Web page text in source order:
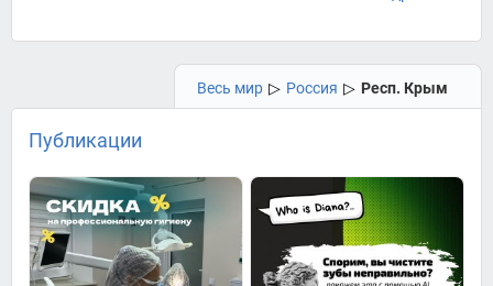
Весь мир ▷ Россия ▷ Респ. Крым
Публикации